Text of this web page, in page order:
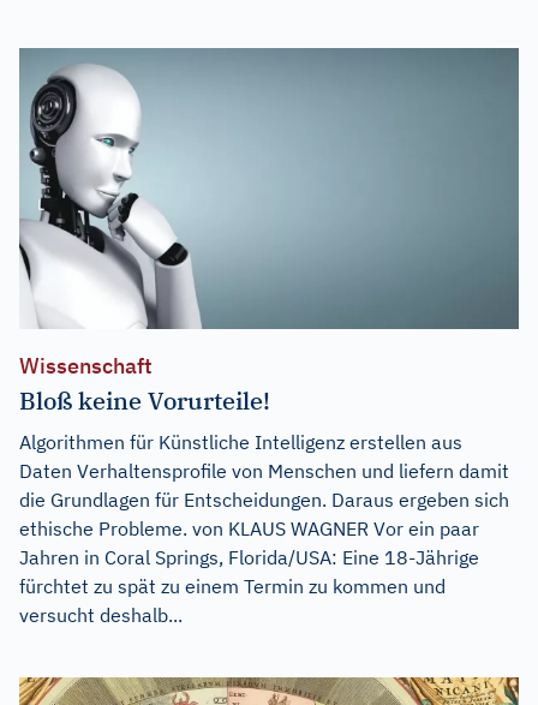
Wissenschaft
Bloß keine Vorurteile!
Algorithmen für Künstliche Intelligenz erstellen aus
Daten Verhaltensprofile von Menschen und liefern damit
die Grundlagen für Entscheidungen. Daraus ergeben sich
ethische Probleme. von KLAUS WAGNER Vor ein paar
Jahren in Coral Springs, Florida/USA: Eine 18-Jährige
fürchtet zu spät zu einem Termin zu kommen und
versucht deshalb...